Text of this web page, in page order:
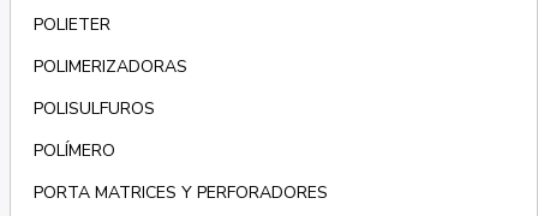
POLIETER
POLIMERIZADORAS
POLISULFUROS
POLÍMERO
PORTA MATRICES Y PERFORADORES